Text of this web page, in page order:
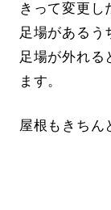
きって変更し
足場があるう
足場が外れる
ます。
屋根もきちん